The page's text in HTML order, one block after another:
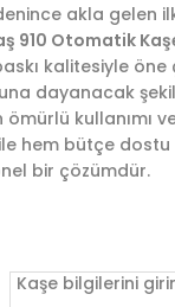
akla gelen
910 Otomatik
kalitesiyle öne
dayanacak
ömürlü kullanımı
ile hem bütçe dostu
bir çözümdür.